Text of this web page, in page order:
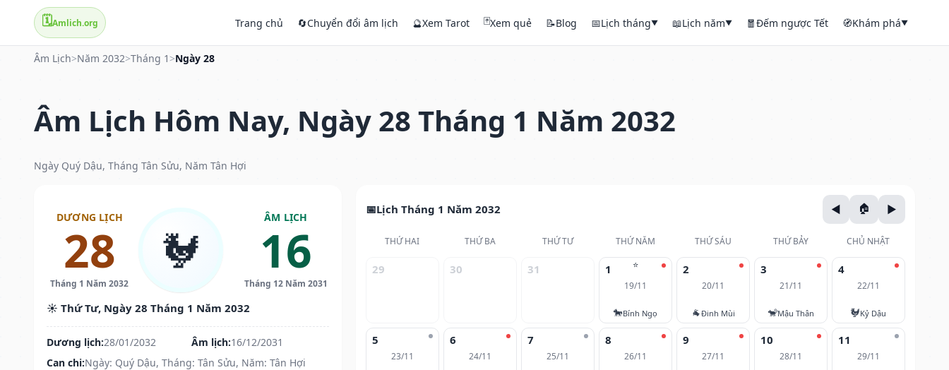
🗓️Amlich.org Trang chủ 🔄Chuyển đổi âm lịch 🔮Xem Tarot 🃏Xem quẻ 📝Blog 📅Lịch tháng▼ 📖Lịch năm▼ 🧧Đếm ngược Tết 🧭Khám phá▼
Âm Lịch>Năm 2032>Tháng 1 >Ngày 28
Âm Lịch Hôm Nay, Ngày 28 Tháng 1 Năm 2032
Ngày Quý Dậu, Tháng Tân Sửu, Năm Tân Hợi
DƯƠNG LỊCH
28
Tháng 1 Năm 2032
🐓
ÂM LỊCH
16
Tháng 12 Năm 2031
☀️ Thứ Tư, Ngày 28 Tháng 1 Năm 2032
Dương lịch:28/01/2032 Âm lịch:16/12/2031
Can chi:Ngày: Quý Dậu, Tháng: Tân Sửu, Năm: Tân Hợi
Lịch Tháng 1 Năm 2032
THỨ HAI THỨ BA THỨ TƯ THỨ NĂM THỨ SÁU THỨ BẢY CHỦ NHẬT
29 30 31 ⭐
1
19/11
🐎Bính Ngọ
2
20/11
🐐Đinh Mùi
3
21/11
🐒Mậu Thân
4
22/11
🐓Kỷ Dậu
5
23/11
6
24/11
7
25/11
8
26/11
9
27/11
10
28/11
11
29/11